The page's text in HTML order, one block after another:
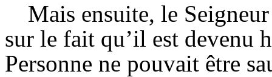
Mais ensuite, le
sur le fait qu’il est devenu
Personne ne pouvait être